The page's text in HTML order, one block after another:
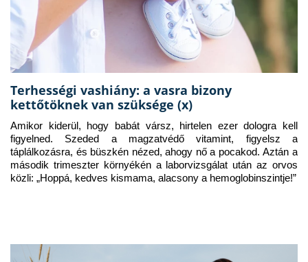
Terhességi vashiány: a vasra bizony
kettőtöknek van szüksége (x)
Amikor kiderül, hogy babát vársz, hirtelen ezer dologra kell
figyelned. Szeded a magzatvédő vitamint, figyelsz a
táplálkozásra, és büszkén nézed, ahogy nő a pocakod. Aztán a
második trimeszter környékén a laborvizsgálat után az orvos
közli: „Hoppá, kedves kismama, alacsony a hemoglobinszintje!”